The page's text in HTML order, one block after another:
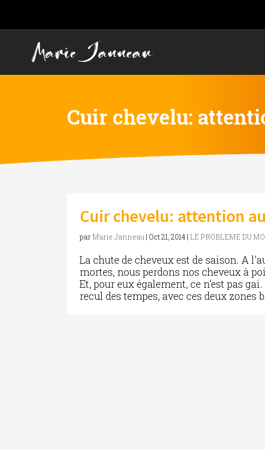
Cuir chevelu:
Cuir chevelu: attention
par Marie Janneau | Oct 21, 2014 | LE PROBLEME DU
La chute de cheveux est de saison. A
mortes, nous perdons nos cheveux à
Et, pour eux également, ce n’est pas
recul des tempes, avec ces deux zones